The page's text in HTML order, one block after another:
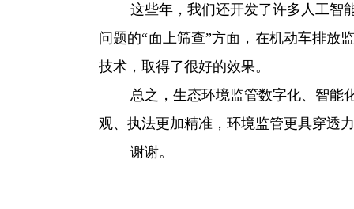
这些年，我们还开发了许多人工智能
问题的“面上筛查”方面，在机动车排放
技术，取得了很好的效果。
总之，生态环境监管数字化、智能化
观、执法更加精准，环境监管更具穿透
谢谢。